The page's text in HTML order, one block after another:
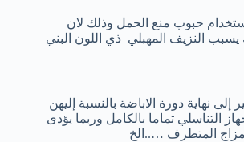
حبوب منع الحمل وذلك لان
النزيف المهبلي ذي اللون البني
نهاية دورة الاباضة بالنسبة إليهن
التناسلي تماما بالكامل وربما يؤدى
المتطرف …..الخ